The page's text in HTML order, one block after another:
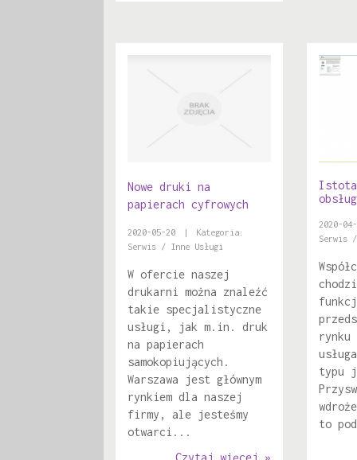
Nowe druki na
papierach cyfrowych
2020-05-20 |
Kategoria:
Serwis / Inne Usługi
W ofercie naszej
drukarni można znaleźć
takie specjalistyczne
usługi, jak m.in. druk
na papierach
samokopiujących.
Warszawa jest głównym
rynkiem dla naszej
firmy, ale jesteśmy
otwarci...
Czytaj więcej »
2020-
Serwis
typu
to